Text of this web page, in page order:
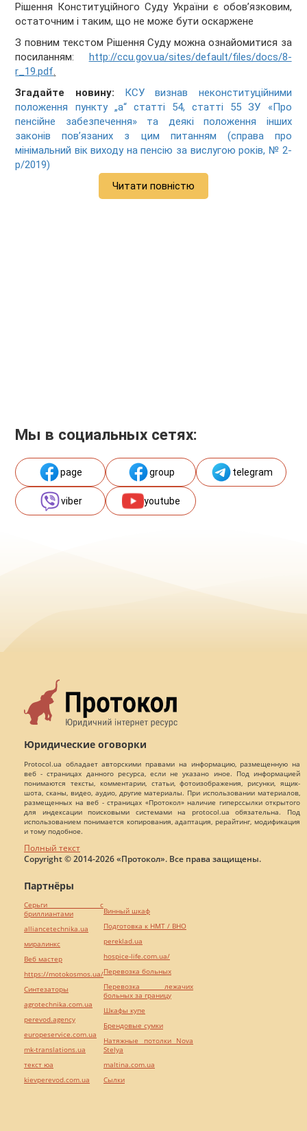
Рішення Конституційного Суду України є обов’язковим,
остаточним і таким, що не може бути оскаржене
З повним текстом Рішення Суду можна ознайомитися за
посиланням: http://ccu.gov.ua/sites/default/files/docs/8-
r_19.pdf.
Згадайте новину:
КСУ визнав неконституційними
положення пункту „а“ статті 54, статті 55 ЗУ «Про
пенсійне забезпечення» та деякі положення інших
законів пов’язаних з цим питанням (справа про
мінімальний вік виходу на пенсію за вислугою років, № 2-
р/2019)
Читати повністю
Мы в социальных сетях:
page group telegram
viber youtube
Юридические оговорки
Protocol.ua обладает авторскими правами на информацию, размещенную на
веб - страницах данного ресурса, если не указано иное. Под информацией
понимаются тексты, комментарии, статьи, фотоизображения, рисунки, ящик-
шота, сканы, видео, аудио, другие материалы. При использовании материалов,
размещенных на веб - страницах «Протокол» наличие гиперссылки открытого
для индексации поисковыми системами на protocol.ua обязательна. Под
использованием понимается копирования, адаптация, рерайтинг, модификация
и тому подобное.
Полный текст
Copyright © 2014-2026 «Протокол». Все права защищены.
Партнёры
Серьги с
бриллиантами
alliancetechnika.ua
миралинкс
Веб мастер
https://motokosmos.ua/
Синтезаторы
agrotechnika.com.ua
perevod.agency
europeservice.com.ua
mk-translations.ua
текст юа
kievperevod.com.ua
Винный шкаф
Подготовка к НМТ / ВНО
pereklad.ua
hospice-life.com.ua/
Перевозка больных
Перевозка лежачих
больных за границу
Шкафы купе
Брендовые сумки
Натяжные потолки Nova
Stelya
maltina.com.ua
Cылки